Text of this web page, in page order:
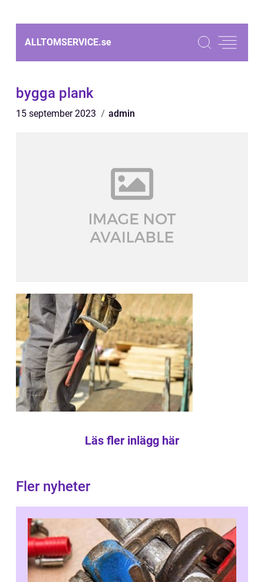
ALLTOMSERVICE.se
bygga plank
15 september 2023 admin
Läs fler inlägg här
Fler nyheter